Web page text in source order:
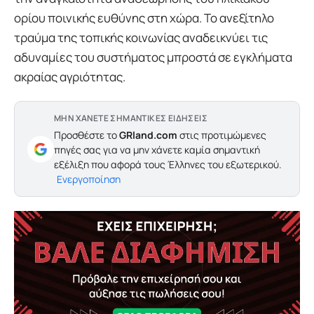
ορίου ποινικής ευθύνης στη χώρα. Το ανεξίτηλο
τραύμα της τοπικής κοινωνίας αναδεικνύει τις
αδυναμίες του συστήματος μπροστά σε εγκλήματα
ακραίας αγριότητας.
ΜΗΝ ΧΑΝΕΤΕ ΣΗΜΑΝΤΙΚΕΣ ΕΙΔΗΣΕΙΣ
Προσθέστε τοGRland.com στις προτιμώμενες
πηγές σας για να μην χάνετε καμία σημαντική
εξέλιξη που αφορά τους Έλληνες του εξωτερικού.
Ενεργοποίηση